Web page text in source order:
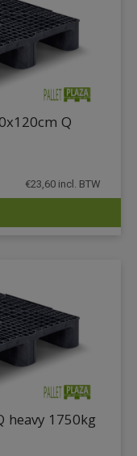
DETAILS
Q
€23,60 incl. BTW
heavy 1750kg